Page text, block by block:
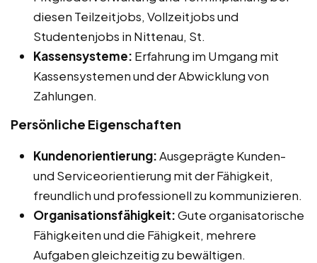
diesen Teilzeitjobs, Vollzeitjobs und
Studentenjobs in Nittenau, St.
Kassensysteme: Erfahrung im Umgang mit
Kassensystemen und der Abwicklung von
Zahlungen.
Persönliche Eigenschaften
Kundenorientierung:Ausgeprägte Kunden-
und Serviceorientierung mit der Fähigkeit,
freundlich und professionell zu kommunizieren.
Organisationsfähigkeit:Gute organisatorische
Fähigkeiten und die Fähigkeit, mehrere
Aufgaben gleichzeitig zu bewältigen.